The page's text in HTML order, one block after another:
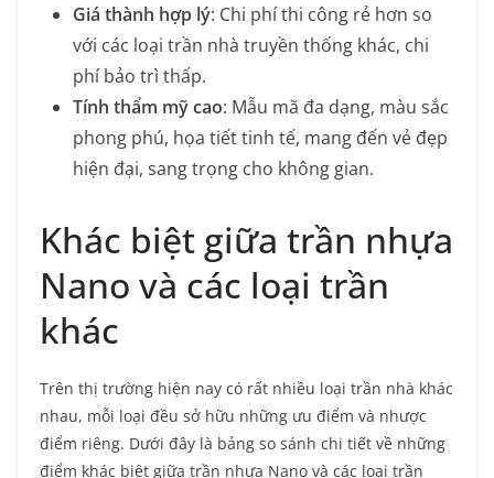
Giá thành hợp lý: Chi phí thi công rẻ hơn so
với các loại trần nhà truyền thống khác, chi
phí bảo trì thấp.
Tính thẩm mỹ cao: Mẫu mã đa dạng, màu sắc
phong phú, họa tiết tinh tế, mang đến vẻ đẹp
hiện đại, sang trọng cho không gian.
Khác biệt giữa trần nhựa
Nano và các loại trần
khác
Trên thị trường hiện nay có rất nhiều loại trần nhà khác
nhau, mỗi loại đều sở hữu những ưu điểm và nhược
điểm riêng. Dưới đây là bảng so sánh chi tiết về những
điểm khác biệt giữa trần nhựa Nano và các loại trần